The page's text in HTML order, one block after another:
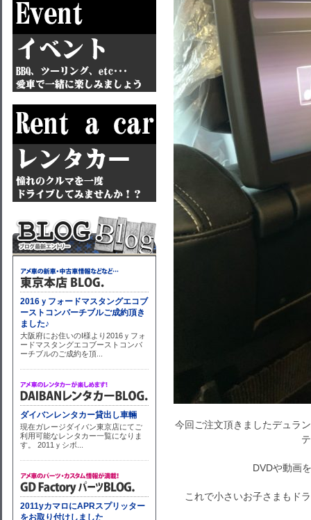
今回ご注文頂きましたデュラ
DVDや動画
これで小さいお子さまもド